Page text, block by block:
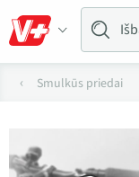
Smulkūs priedai